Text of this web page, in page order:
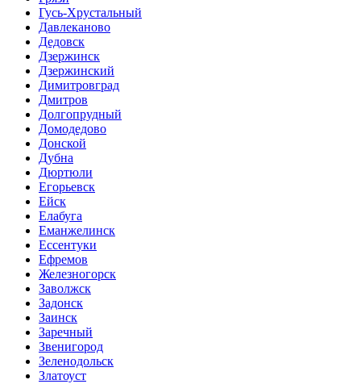
Гусь-Хрустальный
Давлеканово
Дедовск
Дзержинск
Дзержинский
Димитровград
Дмитров
Долгопрудный
Домодедово
Донской
Дубна
Дюртюли
Егорьевск
Ейск
Елабуга
Еманжелинск
Ессентуки
Ефремов
Железногорск
Заволжск
Задонск
Заинск
Заречный
Звенигород
Зеленодольск
Златоуст